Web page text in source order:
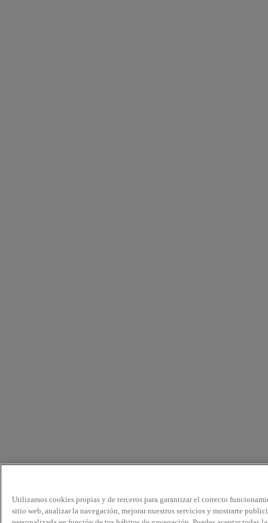
Utilizamos cookies propias y de terceros para garantizar el correcto
sitio web, analizar la navegación, mejorar nuestros servicios y mostrarte